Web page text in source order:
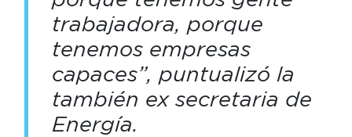
trabajadora, porque
tenemos empresas
capaces”, puntualizó la
también ex secretaria de
Energía.